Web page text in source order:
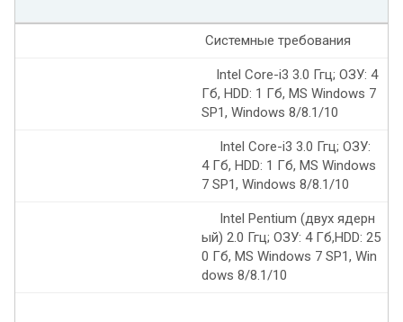
Системные требования
Intel Core-i3 3.0 Ггц; ОЗУ: 4
Гб, HDD: 1 Гб, MS Windows 7
SP1, Windows 8/8.1/10
Intel Core-i3 3.0 Ггц; ОЗУ:
4 Гб, HDD: 1 Гб, MS Windows
7 SP1, Windows 8/8.1/10
Intel Pentium (двух ядерн
ый) 2.0 Ггц; ОЗУ: 4 Гб,HDD: 25
0 Гб, MS Windows 7 SP1, Win
dows 8/8.1/10